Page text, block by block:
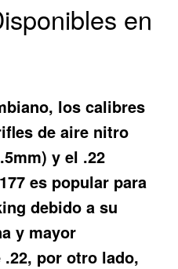
en
los calibres
de aire nitro
y el .22
es popular para
debido a su
y mayor
por otro lado,